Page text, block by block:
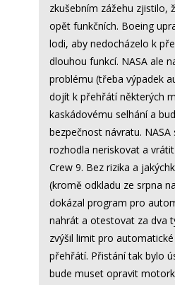
zkušebním zážehu zjistilo,
opět funkčních. Boeing
lodi, aby nedocházelo k
dlouhou funkcí. NASA ale
problému (třeba výpadek
dojít k přehřátí některých
kaskádovému selhání a
bezpečnost návratu. NASA
rozhodla neriskovat a
Crew 9. Bez rizika a
(kromě odkladu ze srpna
dokázal program pro
nahrát a otestovat za dva
zvýšil limit pro
přehřátí. Přistání tak bylo
bude muset opravit